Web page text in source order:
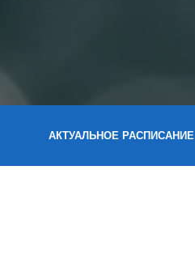
АКТУАЛЬНОЕ РАСПИСАНИЕ